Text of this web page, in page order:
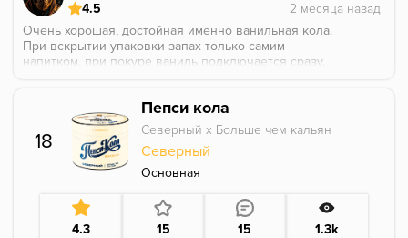
4.5
Очень хорошая, достойная именно ванильная кола.
При вскрытии упаковки запах только самим
напитком, при покуре ваниль подключается сразу,
прям +, то что довольно таки дымный.
18
Пепси кола
Северный х Больше чем кальян
Северный
Основная
4.3 15 15 1.3k